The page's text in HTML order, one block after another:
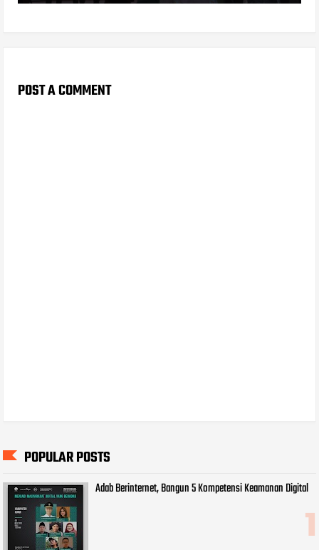
POST A COMMENT
POPULAR POSTS
Adab Berinternet, Bangun 5 Kompetensi Keamanan Digital